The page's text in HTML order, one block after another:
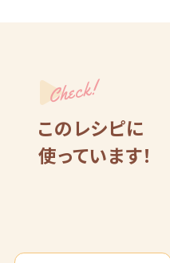
Check!
このレシピに
使っています！